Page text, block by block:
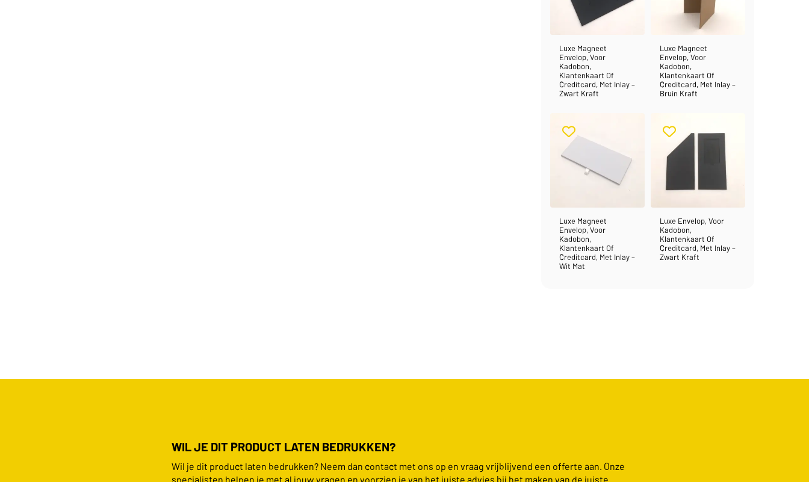
Luxe Magneet
Envelop, Voor
Kadobon,
Klantenkaart Of
Creditcard, Met Inlay –
Zwart Kraft
Luxe Magneet
Envelop, Voor
Kadobon,
Klantenkaart Of
Creditcard, Met Inlay –
Bruin Kraft
Luxe Magneet
Envelop, Voor
Kadobon,
Klantenkaart Of
Creditcard, Met Inlay –
Wit Mat
Luxe Envelop, Voor
Kadobon,
Klantenkaart Of
Creditcard, Met Inlay –
Zwart Kraft
WIL JE DIT PRODUCT LATEN BEDRUKKEN?
Wil je dit product laten bedrukken? Neem dan contact met ons op en vraag vrijblijvend een offerte aan. Onze
specialisten helpen je met al jouw vragen en voorzien je van het juiste advies bij het maken van de juiste